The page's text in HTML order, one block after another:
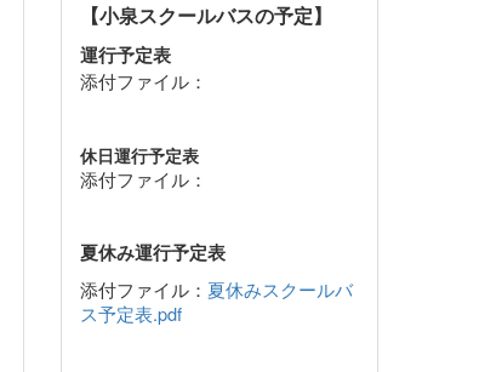
【小泉スクールバスの予定】
運行予定表
添付ファイル：
休日運行予定表
添付ファイル：
夏休み運行予定表
添付ファイル： 夏休みスクールバ
ス予定表.pdf